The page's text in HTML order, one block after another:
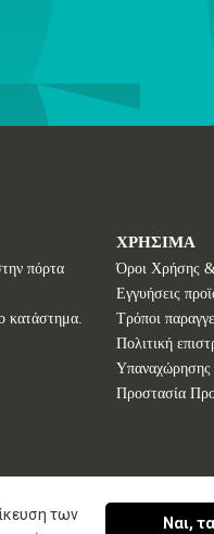
πόρτα
κατάστημα.
ΧΡΗΣΙΜΑ
Όροι Χρήσης &
Εγγυήσεις
Τρόποι
Πολιτική
Υπαναχώρησης
Προστασία
των
Ναι,